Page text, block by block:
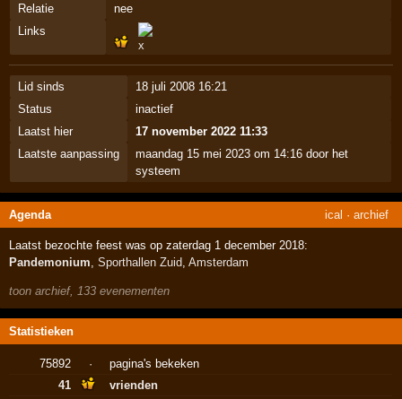
Relatie
nee
Links
Lid sinds
18 juli 2008 16:21
Status
inactief
Laatst hier
17 november 2022 11:33
Laatste aanpassing
maandag 15 mei 2023 om 14:16 door het
systeem
Agenda ical · archief
Laatst bezochte feest was op zaterdag 1 december 2018:
Pandemonium,Sporthallen Zuid,Amsterdam
toon archief, 133 evenementen
Statistieken
75892 ·
pagina's bekeken
41
vrienden